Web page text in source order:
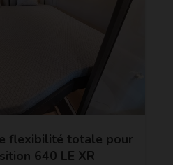
flexibilité totale pour
640 LE XR